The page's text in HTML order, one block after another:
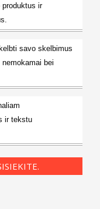
ir
savo skelbimus
bei
ir tekstu